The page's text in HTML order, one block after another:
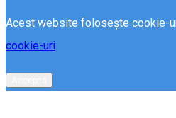
Acest website folosește cookie-
cookie-uri